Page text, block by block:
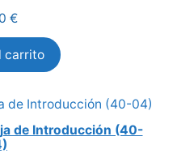
€
carrito
de Introducción (40-